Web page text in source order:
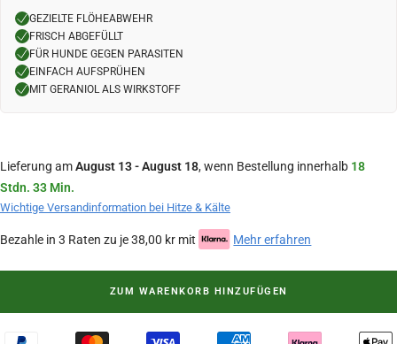
GEZIELTE FLÖHEABWEHR
FRISCH ABGEFÜLLT
FÜR HUNDE GEGEN PARASITEN
EINFACH AUFSPRÜHEN
MIT GERANIOL ALS WIRKSTOFF
Lieferung amAugust 13 - August 18, wenn Bestellung innerhalb 18
Stdn. 33 Min.
Wichtige Versandinformation bei Hitze & Kälte
Bezahle in 3 Raten zu je 38,00 kr mit Mehr erfahren
ZUM WARENKORB HINZUFÜGEN